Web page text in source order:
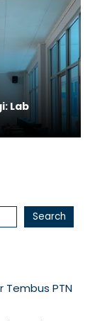
Lab
Search
Tembus PTN